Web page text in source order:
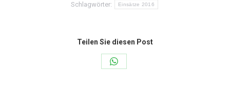
Schlagwörter: Einsätze 2016
Teilen Sie diesen Post
Share